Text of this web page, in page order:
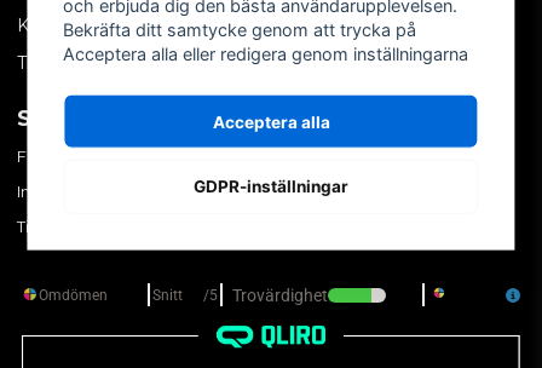
Köpvillkor
Tips & trix
SOCIALA MEDIER
Facebook
Instagram
TikTok
MITT KONTO
Skapa konto
och erbjuda dig den bästa användarupplevelsen.
Bekräfta ditt samtycke genom att trycka på
Acceptera alla eller redigera genom inställningarna
Acceptera alla
GDPR-inställningar